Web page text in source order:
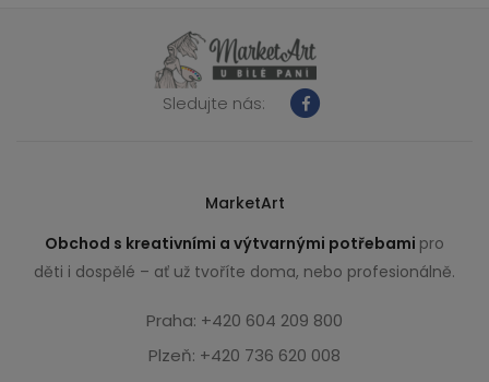
Sledujte nás:
MarketArt
Obchod s kreativními a výtvarnými potřebami pro
děti i dospělé – ať už tvoříte doma, nebo profesionálně.
Praha: +420 604 209 800
Plzeň: +420 736 620 008